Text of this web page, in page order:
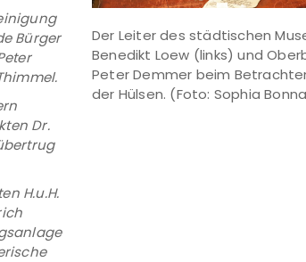
Bürger
Dr.
H.u.H.
Der Leiter des städtischen
Benedikt Loew (links) und
Peter Demmer beim
der Hülsen. (Foto: Sophia